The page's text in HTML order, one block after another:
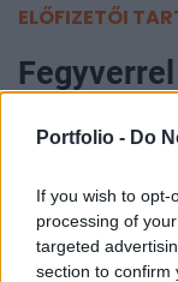
Portfolio - Do
If you wish to
processing of
targeted
section to confirm
ELŐFIZETŐI
ukrán
Itt meg
Portfolio
2026. április 21.